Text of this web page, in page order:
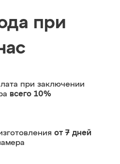
при
при заключении
всего 10%
от 7 дней